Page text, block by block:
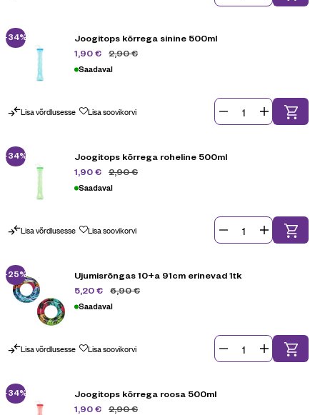
-34%
Joogitops kõrrega sinine 500ml
2,90€
1,90€
Saadaval
Lisa võrdlusesse Lisa soovikorvi
-34%
Joogitops kõrrega roheline 500ml
2,90€
1,90€
Saadaval
Lisa võrdlusesse Lisa soovikorvi
-25%
Ujumisrõngas 10+a 91cm erinevad 1tk
6,90€
5,20€
Saadaval
Lisa võrdlusesse Lisa soovikorvi
-34%
Joogitops kõrrega roosa 500ml
2,90€
1,90€